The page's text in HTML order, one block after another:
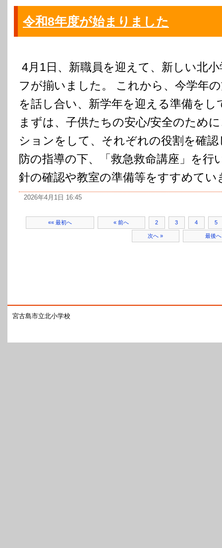
令和8年度が始まりました
4月1日、新職員を迎えて、新しい北
フが揃いました。 これから、今学年
を話し合い、新学年を迎える準備をし
まずは、子供たちの安心/安全のため
ションをして、それぞれの役割を確
防の指導の下、「救急救命講座」を行
針の確認や教室の準備等をすすめてい
2026年4月1日 16:45
«« 最初へ « 前へ 2 3 4 5
次へ » 最後
宮古島市立北小学校